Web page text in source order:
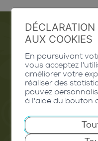
Emploi
Contact
Extranet
Valais
AUX COOKIES
En poursuivant
vous acceptez
améliorer votre
réaliser des
pouvez
à l'aide du bouton